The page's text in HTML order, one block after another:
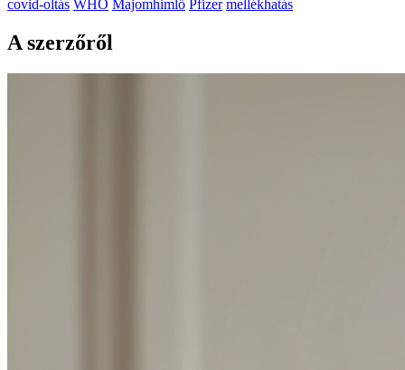
covid-oltás WHO Majomhimlő Pfizer mellékhatás
A szerzőről